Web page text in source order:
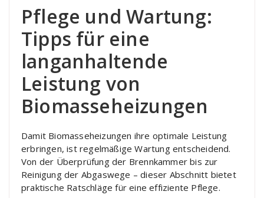
Pflege und Wartung:
Tipps für eine
langanhaltende
Leistung von
Biomasseheizungen
Damit Biomasseheizungen ihre optimale Leistung
erbringen, ist regelmäßige Wartung entscheidend.
Von der Überprüfung der Brennkammer bis zur
Reinigung der Abgaswege – dieser Abschnitt bietet
praktische Ratschläge für eine effiziente Pflege.